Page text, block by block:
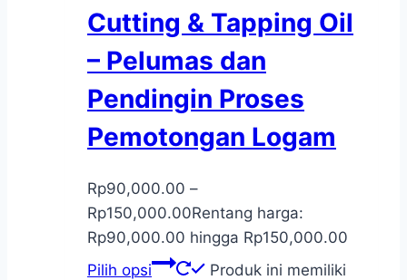
Cutting & Tapping Oil
– Pelumas dan
Pendingin Proses
Pemotongan Logam
Rp90,000.00 –
Rp150,000.00Rentang harga:
Rp90,000.00 hingga Rp150,000.00
Pilih opsi
Produk ini memiliki